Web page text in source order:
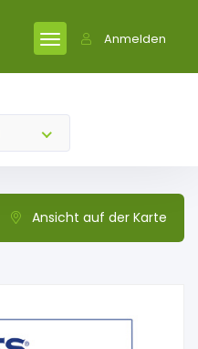
Anmelden
Ansicht auf der Karte